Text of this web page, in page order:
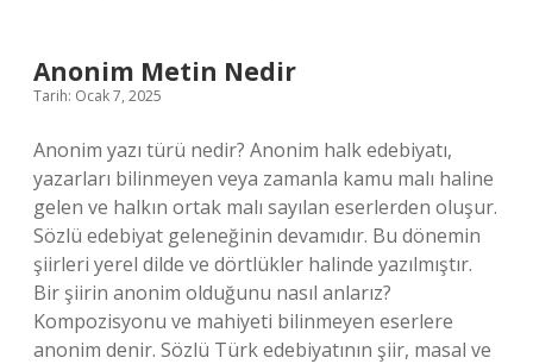
Anonim Metin Nedir
Tarih: Ocak 7, 2025
Anonim yazı türü nedir? Anonim halk edebiyatı,
yazarları bilinmeyen veya zamanla kamu malı haline
gelen ve halkın ortak malı sayılan eserlerden oluşur.
Sözlü edebiyat geleneğinin devamıdır. Bu dönemin
şiirleri yerel dilde ve dörtlükler halinde yazılmıştır.
Bir şiirin anonim olduğunu nasıl anlarız?
Kompozisyonu ve mahiyeti bilinmeyen eserlere
anonim denir. Sözlü Türk edebiyatının şiir, masal ve